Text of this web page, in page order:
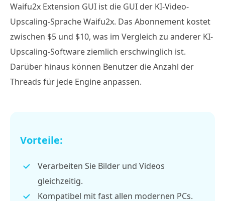
Waifu2x Extension GUI ist die GUI der KI-Video-
Upscaling-Sprache Waifu2x. Das Abonnement kostet
zwischen $5 und $10, was im Vergleich zu anderer KI-
Upscaling-Software ziemlich erschwinglich ist.
Darüber hinaus können Benutzer die Anzahl der
Threads für jede Engine anpassen.
Vorteile:
Verarbeiten Sie Bilder und Videos
gleichzeitig.
Kompatibel mit fast allen modernen PCs.